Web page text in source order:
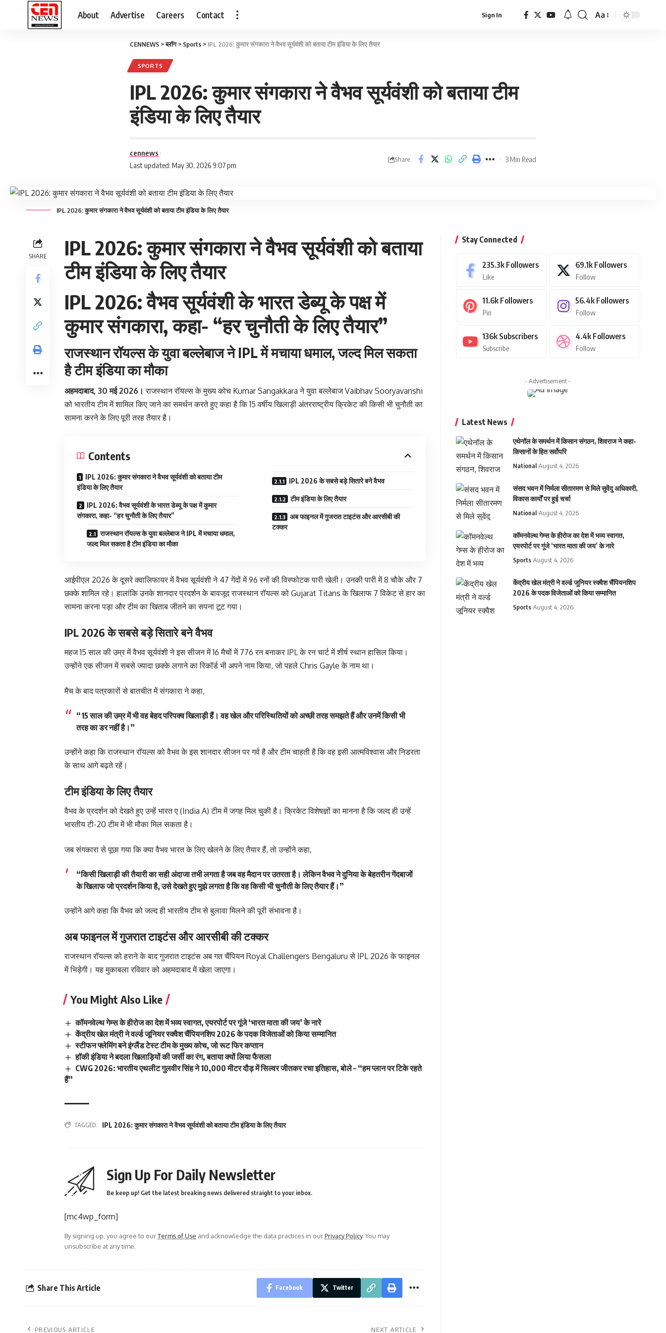
About Advertise Careers Contact Sign In Aa
CENNEWS >ब्लॉग> Sports > IPL 2026: कुमार संगकारा ने वैभव सूर्यवंशी को बताया टीम इंडिया के लिए तैयार
SPORTS
IPL 2026: कुमार संगकारा ने वैभव सूर्यवंशी को बताया टीम
इंडिया के लिए तैयार
Last updated: May 30, 2026 9:07 pm
cennews
Share 3 Min Read
IPL 2026: कुमार संगकारा ने वैभव सूर्यवंशी को बताया टीम इंडिया के लिए तैयार
SHARE
IPL 2026: कुमार संगकारा ने वैभव सूर्यवंशी को बताया
टीम इंडिया के लिए तैयार
IPL 2026: वैभव सूर्यवंशी के भारत डेब्यू के पक्ष में
कुमार संगकारा, कहा- “हर चुनौती के लिए तैयार”
राजस्थान रॉयल्स के युवा बल्लेबाज ने IPL में मचाया धमाल, जल्द मिल सकता
है टीम इंडिया का मौका
अहमदाबाद, 30 मई 2026। राजस्थान रॉयल्स के मुख्य कोच Kumar Sangakkara ने युवा बल्लेबाजVaibhav Sooryavanshi
को भारतीय टीम में शामिल किए जाने का समर्थन करते हुए कहा है कि 15 वर्षीय खिलाड़ी अंतरराष्ट्रीय क्रिकेट की किसी भी चुनौती का
सामना करने के लिए पूरी तरह तैयार है।
Contents
IPL 2026: कुमार संगकारा ने वैभव सूर्यवंशी को बताया टीम
इंडिया के लिए तैयार
IPL 2026: वैभव सूर्यवंशी के भारत डेब्यू के पक्ष में कुमार
संगकारा, कहा- “हर चुनौती के लिए तैयार”
राजस्थान रॉयल्स के युवा बल्लेबाज ने IPL में मचाया धमाल,
जल्द मिल सकता है टीम इंडिया का मौका
IPL 2026 के सबसे बड़े सितारे बने वैभव
टीम इंडिया के लिए तैयार
अब फाइनल में गुजरात टाइटंस और आरसीबी की
टक्कर
आईपीएल 2026 के दूसरे क्वालिफायर में वैभव सूर्यवंशी ने 47 गेंदों में 96 रनों की विस्फोटक पारी खेली। उनकी पारी में 8 चौके और 7
छक्के शामिल रहे। हालांकि उनके शानदार प्रदर्शन के बावजूद राजस्थान रॉयल्स को Gujarat Titans के खिलाफ 7 विकेट से हार का
सामना करना पड़ा और टीम का खिताब जीतने का सपना टूट गया।
IPL 2026 के सबसे बड़े सितारे बने वैभव
महज 15 साल की उम्र में वैभव सूर्यवंशी ने इस सीजन में 16 मैचों में 776 रन बनाकर IPL के रन चार्ट में शीर्ष स्थान हासिल किया।
उन्होंने एक सीजन में सबसे ज्यादा छक्के लगाने का रिकॉर्ड भी अपने नाम किया, जो पहले Chris Gayle के नाम था।
मैच के बाद पत्रकारों से बातचीत में संगकारा ने कहा,
“15 साल की उम्र में भी वह बेहद परिपक्व खिलाड़ी हैं। वह खेल और परिस्थितियों को अच्छी तरह समझते हैं और उनमें किसी भी
तरह का डर नहीं है।”
उन्होंने कहा कि राजस्थान रॉयल्स को वैभव के इस शानदार सीजन पर गर्व है और टीम चाहती है कि वह इसी आत्मविश्वास और निडरता
के साथ आगे बढ़ते रहें।
टीम इंडिया के लिए तैयार
वैभव के प्रदर्शन को देखते हुए उन्हें भारत ए (India A) टीम में जगह मिल चुकी है। क्रिकेट विशेषज्ञों का मानना है कि जल्द ही उन्हें
भारतीय टी-20 टीम में भी मौका मिल सकता है।
जब संगकारा से पूछा गया कि क्या वैभव भारत के लिए खेलने के लिए तैयार हैं, तो उन्होंने कहा,
“किसी खिलाड़ी की तैयारी का सही अंदाजा तभी लगता है जब वह मैदान पर उतरता है। लेकिन वैभव ने दुनिया के बेहतरीन गेंदबाजों
के खिलाफ जो प्रदर्शन किया है, उसे देखते हुए मुझे लगता है कि वह किसी भी चुनौती के लिए तैयार हैं।”
उन्होंने आगे कहा कि वैभव को जल्द ही भारतीय टीम से बुलावा मिलने की पूरी संभावना है।
अब फाइनल में गुजरात टाइटंस और आरसीबी की टक्कर
राजस्थान रॉयल्स को हराने के बाद गुजरात टाइटंस अब गत चैंपियनRoyal Challengers Bengaluru से IPL 2026 के फाइनल
में भिड़ेगी। यह मुकाबला रविवार को अहमदाबाद में खेला जाएगा।
You Might Also Like
कॉमनवेल्थ गेम्स के हीरोज का देश में भव्य स्वागत, एयरपोर्ट पर गूंजे ‘भारत माता की जय’ के नारे
केंद्रीय खेल मंत्री ने वर्ल्ड जूनियर स्क्वैश चैंपियनशिप 2026 के पदक विजेताओं को किया सम्मानित
स्टीफन फ्लेमिंग बने इंग्लैंड टेस्ट टीम के मुख्य कोच, जो रूट फिर कप्तान
हॉकी इंडिया ने बदला खिलाड़ियों की जर्सी का रंग, बताया क्यों लिया फैसला
CWG 2026: भारतीय एथलीट गुलवीर सिंह ने 10,000 मीटर दौड़ में सिल्वर जीतकर रचा इतिहास, बोले – “हम प्लान पर टिके रहते
हैं”
TAGGED: IPL 2026: कुमार संगकारा ने वैभव सूर्यवंशी को बताया टीम इंडिया के लिए तैयार
Sign Up For Daily Newsletter
Be keep up! Get the latest breaking news delivered straight to your inbox.
[mc4wp_form]
By signing up, you agree to ourTerms of Use and acknowledge the data practices in ourPrivacy Policy. You may
unsubscribe at any time.
Share This Article Facebook Twitter
PREVIOUS ARTICLE NEXT ARTICLE
Stay Connected
235.3k Followers
Like
69.1k Followers
Follow
11.6k Followers
Pin
56.4k Followers
Follow
136k Subscribers
Subscribe
4.4k Followers
Follow
- Advertisement -
Latest News
एथेनॉल के समर्थन में किसान संगठन, शिवराज ने कहा-
किसानों के हित सर्वोपरि
National August 4, 2026
संसद भवन में निर्मला सीतारमण से मिले सुवेंदु अधिकारी,
विकास कार्यों पर हुई चर्चा
National August 4, 2026
कॉमनवेल्थ गेम्स के हीरोज का देश में भव्य स्वागत,
एयरपोर्ट पर गूंजे ‘भारत माता की जय’ के नारे
Sports August 4, 2026
केंद्रीय खेल मंत्री ने वर्ल्ड जूनियर स्क्वैश चैंपियनशिप
2026 के पदक विजेताओं को किया सम्मानित
Sports August 4, 2026